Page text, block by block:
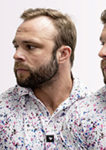
+
In
PROGEN
61,17€
50,55€